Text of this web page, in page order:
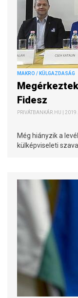
MAKRO / KÜLGAZDASÁG
Fidesz
PRIVÁTBANKÁR.HU |
Még hiányzik a
külképviseleti